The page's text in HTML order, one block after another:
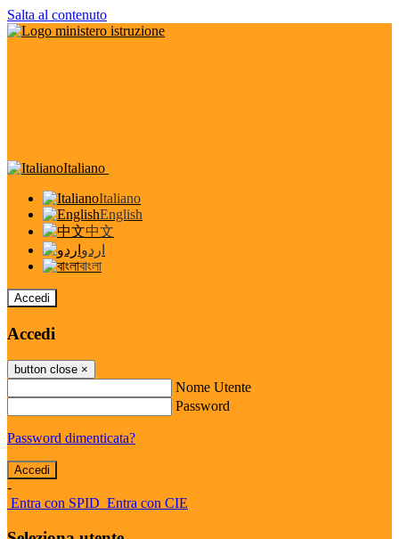
Salta al contenuto
Italiano
Italiano
English
中文
اردو
বাংলা
Accedi
Accedi
button close ×
Nome Utente
Password
Password dimenticata?
-
Entra con SPID Entra con CIE